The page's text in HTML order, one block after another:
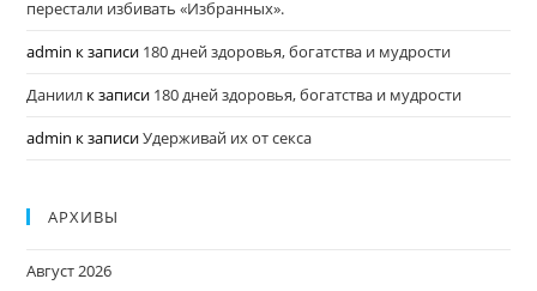
перестали избивать «Избранных».
admin к записи 180 дней здоровья, богатства и мудрости
Даниил к записи 180 дней здоровья, богатства и мудрости
admin к записиУдерживай их от секса
АРХИВЫ
Август 2026